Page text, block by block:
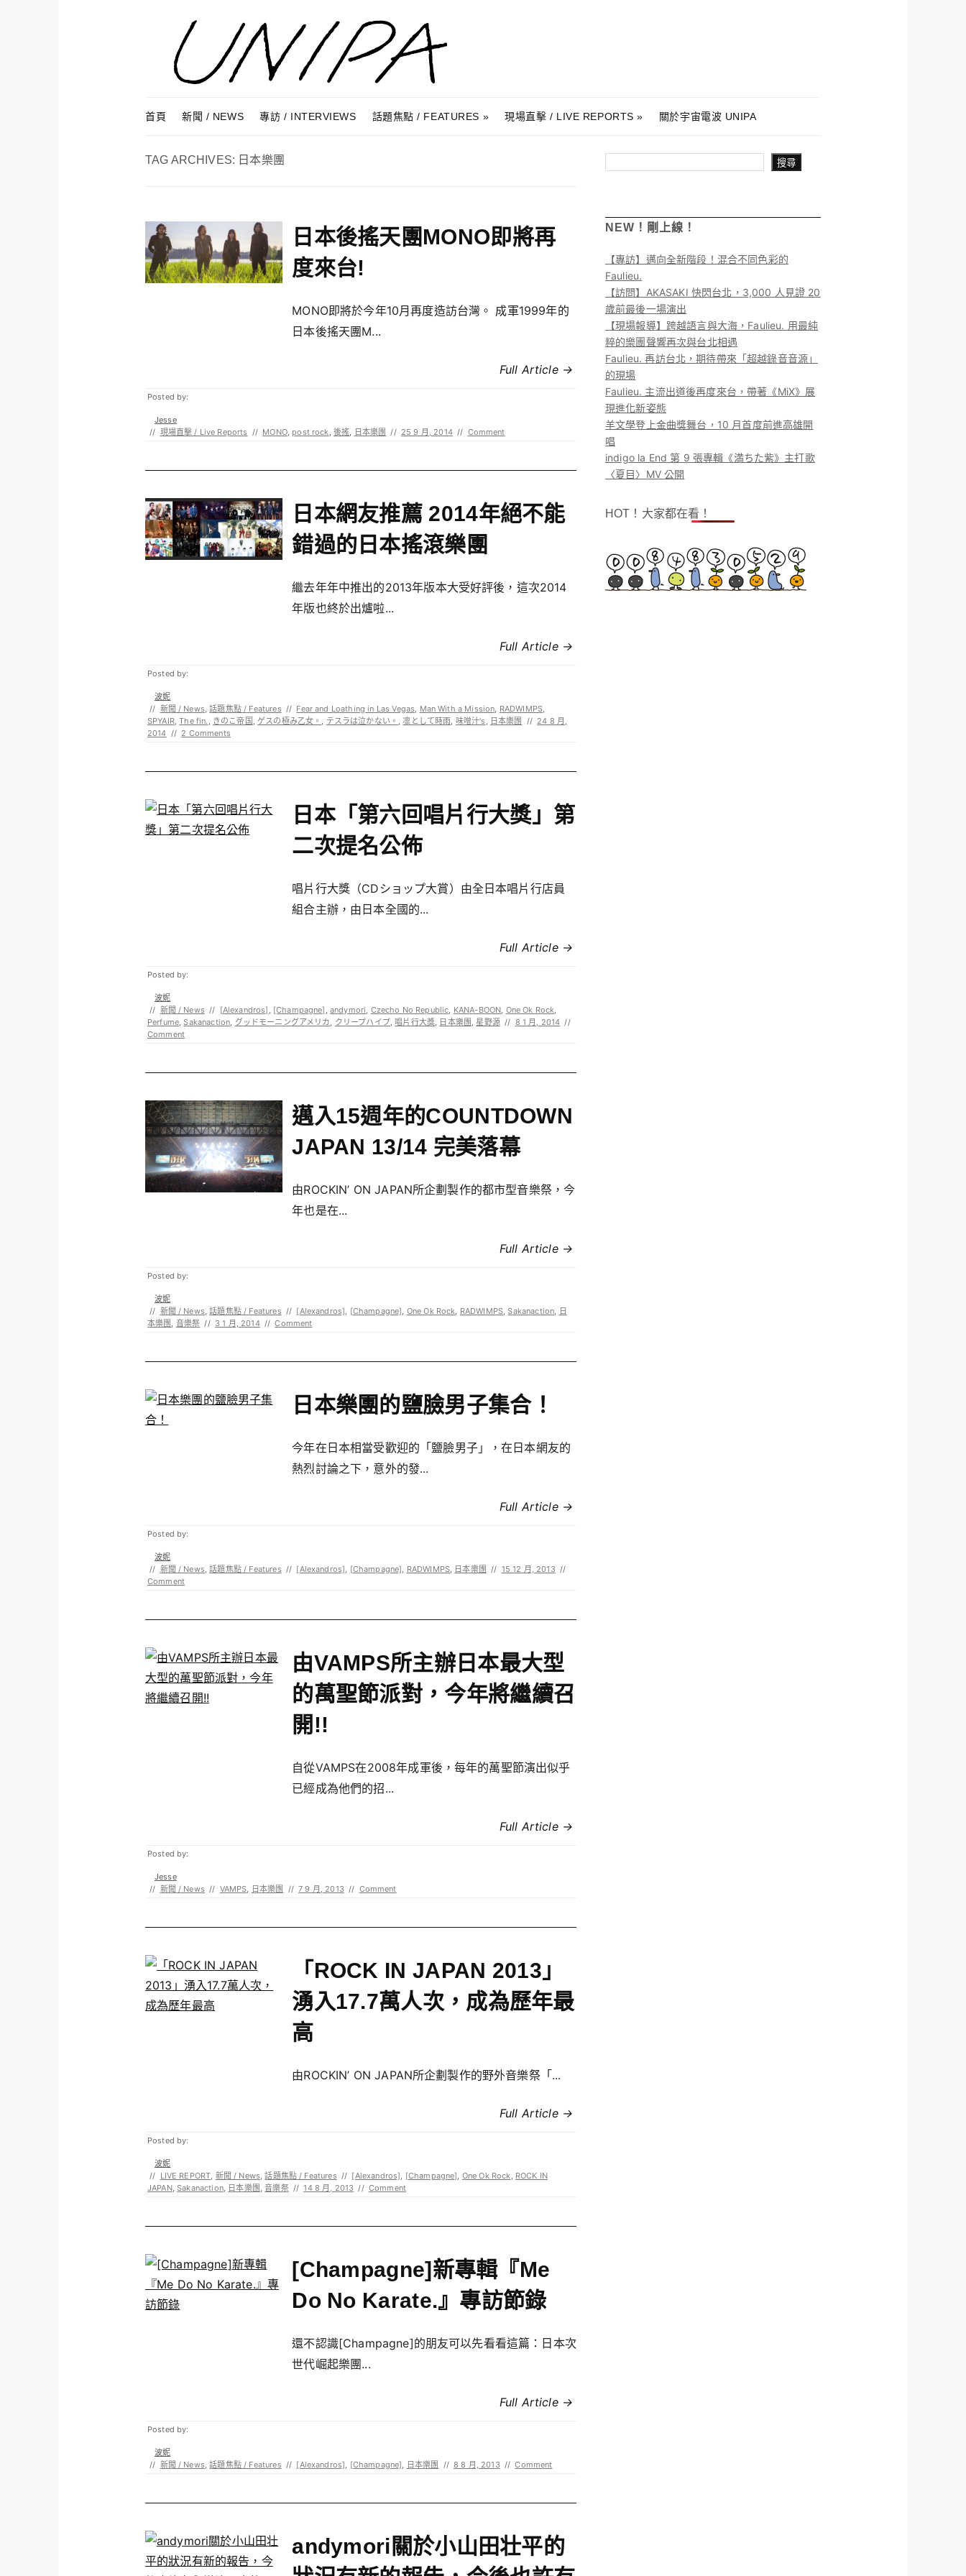
Menu
首頁
新聞 / NEWS 專訪 / INTERVIEWS 話題焦點 / FEATURES 現場直擊 / LIVE REPORTS 關於宇宙電波 UNIPA
TAG ARCHIVES: 日本樂團
日本後搖天團MONO即將再
度來台!
MONO即將於今年10月再度造訪台灣。 成軍1999年的
日本後搖天團M...
Full Article →
Posted by:
Jesse
// 現場直擊 / Live Reports // MONO, post rock, 後搖, 日本樂團 // 25 9 月, 2014 // Comment
日本網友推薦 2014年絕不能
錯過的日本搖滾樂團
繼去年年中推出的2013年版本大受好評後，這次2014
年版也終於出爐啦...
Full Article →
Posted by:
波妮
// 新聞 / News,話題焦點 / Features // Fear and Loathing in Las Vegas, Man With a Mission, RADWIMPS,
SPYAIR,The fin. , きのこ帝国 , ゲスの極み乙女。 , テスラは泣かない。 ,凛として時雨, 味噌汁's , 日本樂團 // 24 8 月,
2014 // 2 Comments
日本「第六回唱片行大獎」第
二次提名公佈
唱片行大獎（CDショップ大賞）由全日本唱片行店員
組合主辦，由日本全國的...
Full Article →
Posted by:
波妮
// 新聞 / News // [Alexandros] , [Champagne] , andymori, Czecho No Republic, KANA-BOON, One Ok Rock,
Perfume,Sakanaction, グッドモーニングアメリカ, クリープハイプ, 唱片行大獎, 日本樂團 ,星野源 // 8 1 月, 2014 //
Comment
邁入15週年的COUNTDOWN
JAPAN 13/14 完美落幕
由ROCKIN’ ON JAPAN所企劃製作的都市型音樂祭，今
年也是在...
Full Article →
Posted by:
波妮
// 新聞 / News,話題焦點 / Features // [Alexandros], [Champagne], One Ok Rock, RADWIMPS,Sakanaction, 日
本樂團 , 音樂祭 // 3 1 月, 2014 // Comment
日本樂團的鹽臉男子集合！
今年在日本相當受歡迎的「鹽臉男子」，在日本網友的
熱烈討論之下，意外的發...
Full Article →
Posted by:
波妮
// 新聞 / News,話題焦點 / Features // [Alexandros], [Champagne], RADWIMPS, 日本樂團 // 15 12 月, 2013 //
Comment
由VAMPS所主辦日本最大型
的萬聖節派對，今年將繼續召
開!!
自從VAMPS在2008年成軍後，每年的萬聖節演出似乎
已經成為他們的招...
Full Article →
Posted by:
Jesse
// 新聞 / News // VAMPS, 日本樂團 // 7 9 月, 2013 // Comment
「ROCK IN JAPAN 2013」
湧入17.7萬人次，成為歷年最
高
由ROCKIN’ ON JAPAN所企劃製作的野外音樂祭「...
Full Article →
Posted by:
波妮
// LIVE REPORT, 新聞 / News,話題焦點 / Features // [Alexandros], [Champagne], One Ok Rock, ROCK IN
JAPAN,Sakanaction, 日本樂團 ,音樂祭 // 14 8 月, 2013 // Comment
[Champagne]新專輯『Me
Do No Karate.』專訪節錄
還不認識[Champagne]的朋友可以先看看這篇：日本次
世代崛起樂團...
Full Article →
Posted by:
波妮
// 新聞 / News,話題焦點 / Features // [Alexandros], [Champagne], 日本樂團 // 8 8 月, 2013 // Comment
andymori關於小山田壮平的
搜尋
NEW！剛上線！
【專訪】邁向全新階段！混合不同色彩的
Faulieu.
【訪問】AKASAKI 快閃台北，3,000 人見證 20
歲前最後一場演出
【現場報導】跨越語言與大海，Faulieu. 用最純
粹的樂團聲響再次與台北相遇
Faulieu. 再訪台北，期待帶來「超越錄音音源」
的現場
Faulieu. 主流出道後再度來台，帶著《MiX》展
現進化新姿態
羊文學登上金曲獎舞台，10 月首度前進高雄開
唱
indigo la End 第 9 張專輯《満ちた紫》主打歌
〈夏目〉MV 公開
HOT！大家都在看！